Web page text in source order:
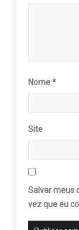
Nome*
Site
Salvar meus
vez que eu